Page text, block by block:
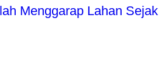
Menggarap Lahan Sejak